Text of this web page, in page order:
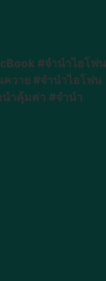
#จำนำไอโฟน
ควาย #จำนำไอโฟน
ำคุ้มค่า #จำนำ